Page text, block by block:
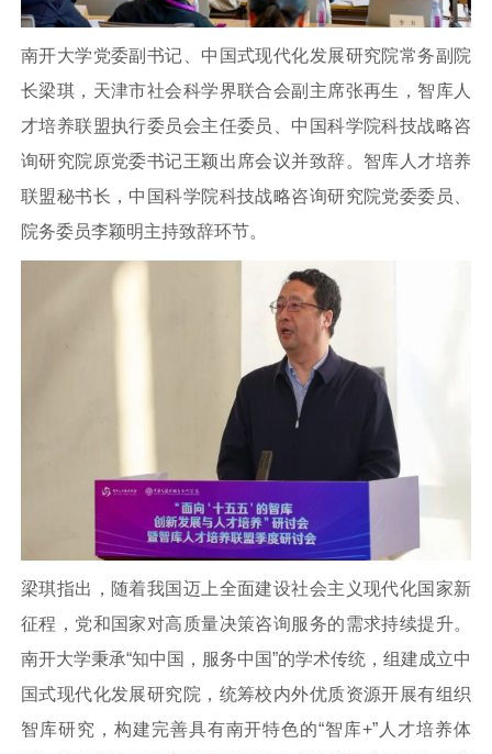
南开大学党委副书记、中国式现代化发展研究院常务副院
长梁琪，天津市社会科学界联合会副主席张再生，智库人
才培养联盟执行委员会主任委员、中国科学院科技战略咨
询研究院原党委书记王颖出席会议并致辞。智库人才培养
联盟秘书长，中国科学院科技战略咨询研究院党委委员、
院务委员李颖明主持致辞环节。
梁琪指出，随着我国迈上全面建设社会主义现代化国家新
征程，党和国家对高质量决策咨询服务的需求持续提升。
南开大学秉承“知中国，服务中国”的学术传统，组建成立中
国式现代化发展研究院，统筹校内外优质资源开展有组织
智库研究，构建完善具有南开特色的“智库+”人才培养体